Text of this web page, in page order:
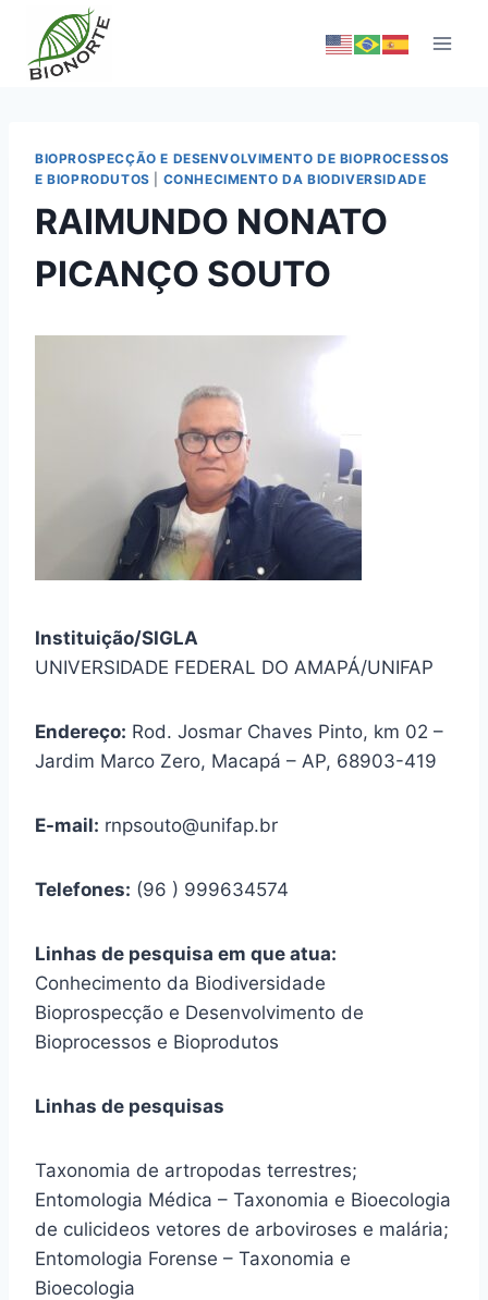
BIOPROSPECÇÃO E DESENVOLVIMENTO DE BIOPROCESSOS
E BIOPRODUTOS
CONHECIMENTO DA BIODIVERSIDADE
RAIMUNDO NONATO
PICANÇO SOUTO
Instituição/SIGLA
UNIVERSIDADE FEDERAL DO AMAPÁ/UNIFAP
Endereço: Rod. Josmar Chaves Pinto, km 02 –
Jardim Marco Zero, Macapá – AP, 68903-419
E-mail: rnpsouto@unifap.br
Telefones: (96 ) 999634574
Linhas de pesquisa em que atua:
Conhecimento da Biodiversidade
Bioprospecção e Desenvolvimento de
Bioprocessos e Bioprodutos
Linhas de pesquisas
Taxonomia de artropodas terrestres;
Entomologia Médica – Taxonomia e Bioecologia
de culicideos vetores de arboviroses e malária;
Entomologia Forense – Taxonomia e
Bioecologia